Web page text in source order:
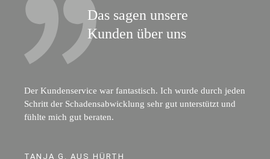
Das sagen unsere
Kunden über uns
Der Kundenservice war fantastisch. Ich wurde durch jeden
Schritt der Schadensabwicklung sehr gut unterstützt und
fühlte mich gut beraten.
TANJA G. AUS HÜRTH